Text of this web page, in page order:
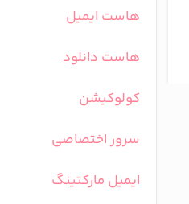
نام ریشه‌ای...
ادامه مطلب
هاست ایمیل
هاست دانلود
کولوکیشن
سرور اختصاصی
ایمیل مارکتینگ